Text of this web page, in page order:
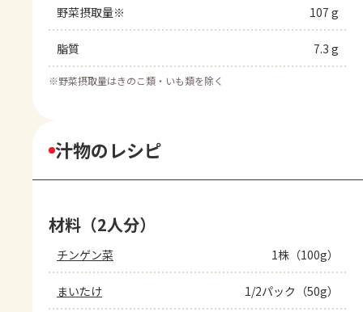
野菜摂取量※ 107 g
脂質 7.3 g
※野菜摂取量はきのこ類・いも類を除く
汁物のレシピ
材料（2人分）
チンゲン菜 1株（100g）
まいたけ 1/2パック（50g）